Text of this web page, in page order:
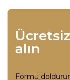
alın
Formu